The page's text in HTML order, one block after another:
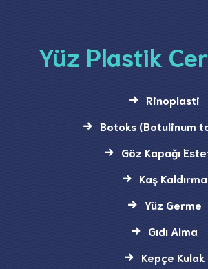
Yüz Plastik
Rinoplasti
Botoks (Botulinum
Göz Kapağı
Kaş Kaldırma
Yüz Germe
Gıdı Alma
Kepçe Kulak